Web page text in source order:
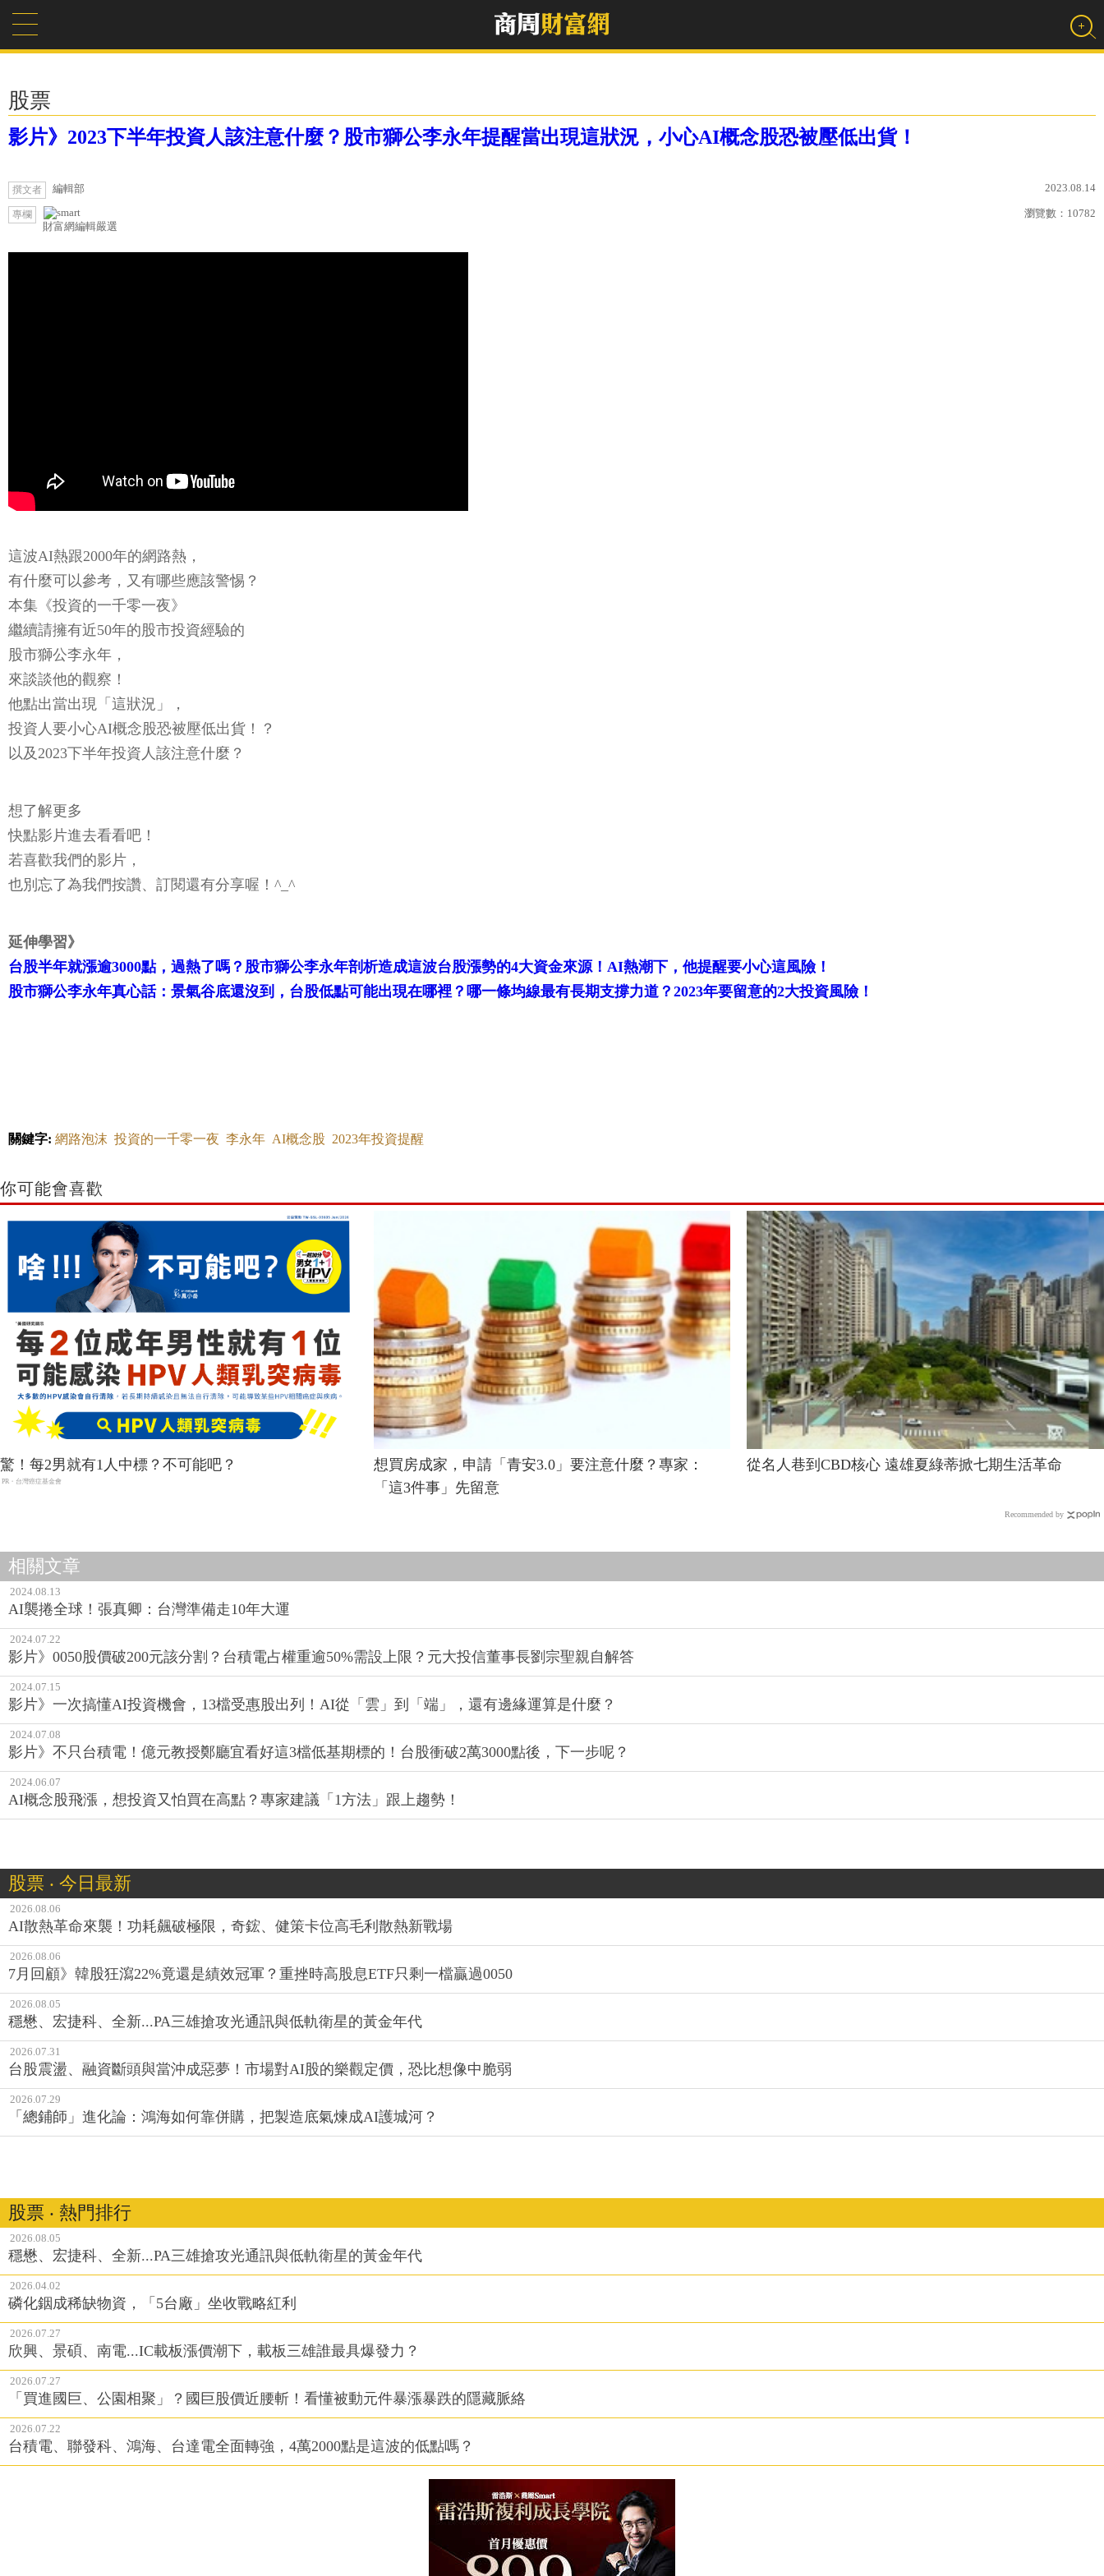
股票
影片》2023下半年投資人該注意什麼？股市獅公李永年提醒當出現這狀況，小心AI概念股恐被壓低出貨！
撰文者 編輯部 2023.08.14
專欄
財富網編輯嚴選
瀏覽數： 10782
這波AI熱跟2000年的網路熱，
有什麼可以參考，又有哪些應該警惕？
本集《投資的一千零一夜》
繼續請擁有近50年的股市投資經驗的
股市獅公李永年，
來談談他的觀察！
他點出當出現「這狀況」，
投資人要小心AI概念股恐被壓低出貨！？
以及2023下半年投資人該注意什麼？
想了解更多
快點影片進去看看吧！
若喜歡我們的影片，
也別忘了為我們按讚、訂閱還有分享喔！^_^
延伸學習》
台股半年就漲逾3000點，過熱了嗎？股市獅公李永年剖析造成這波台股漲勢的4大資金來源！AI熱潮下，他提醒要小心這風險！
股市獅公李永年真心話：景氣谷底還沒到，台股低點可能出現在哪裡？哪一條均線最有長期支撐力道？2023年要留意的2大投資風險！
關鍵字: 網路泡沫 投資的一千零一夜 李永年 AI概念股 2023年投資提醒
你可能會喜歡
驚！每2男就有1人中標？不可能吧？
PR・台灣癌症基金會
想買房成家，申請「青安3.0」要注意什麼？專家：
「這3件事」先留意
從名人巷到CBD核心 遠雄夏綠蒂掀七期生活革命
Recommended by
相關文章
2024.08.13
AI襲捲全球！張真卿：台灣準備走10年大運
2024.07.22
影片》0050股價破200元該分割？台積電占權重逾50%需設上限？元大投信董事長劉宗聖親自解答
2024.07.15
影片》一次搞懂AI投資機會，13檔受惠股出列！AI從「雲」到「端」，還有邊緣運算是什麼？
2024.07.08
影片》不只台積電！億元教授鄭廳宜看好這3檔低基期標的！台股衝破2萬3000點後，下一步呢？
2024.06.07
AI概念股飛漲，想投資又怕買在高點？專家建議「1方法」跟上趨勢！
股票 ‧ 今日最新
2026.08.06
AI散熱革命來襲！功耗飆破極限，奇鋐、健策卡位高毛利散熱新戰場
2026.08.06
7月回顧》韓股狂瀉22%竟還是績效冠軍？重挫時高股息ETF只剩一檔贏過0050
2026.08.05
穩懋、宏捷科、全新...PA三雄搶攻光通訊與低軌衛星的黃金年代
2026.07.31
台股震盪、融資斷頭與當沖成惡夢！市場對AI股的樂觀定價，恐比想像中脆弱
2026.07.29
「總鋪師」進化論：鴻海如何靠併購，把製造底氣煉成AI護城河？
股票 ‧ 熱門排行
2026.08.05
穩懋、宏捷科、全新...PA三雄搶攻光通訊與低軌衛星的黃金年代
2026.04.02
磷化銦成稀缺物資，「5台廠」坐收戰略紅利
2026.07.27
欣興、景碩、南電...IC載板漲價潮下，載板三雄誰最具爆發力？
2026.07.27
「買進國巨、公園相聚」？國巨股價近腰斬！看懂被動元件暴漲暴跌的隱藏脈絡
2026.07.22
台積電、聯發科、鴻海、台達電全面轉強，4萬2000點是這波的低點嗎？